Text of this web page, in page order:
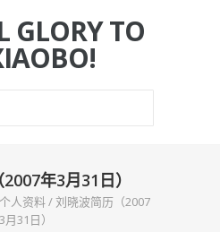
GLORY TO
年3月31日）
人资料/刘晓波简历（2007
月31日）